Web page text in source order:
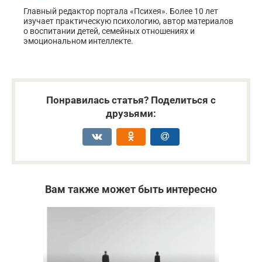
Главный редактор портала «Психея». Более 10 лет
изучает практическую психологию, автор материалов
о воспитании детей, семейных отношениях и
эмоциональном интеллекте.
Понравилась статья? Поделиться с
друзьями:
Вам также может быть интересно